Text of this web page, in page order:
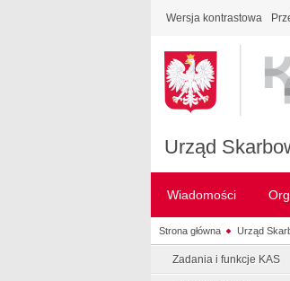
Wersja kontrastowa
Urząd
Wiadomości
Strona główna Urząd
Zadania i funkcje KAS